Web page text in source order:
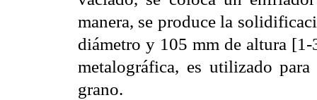
manera, se produce la
diámetro y 105 mm de altura
metalográfica, es utilizado
grano.